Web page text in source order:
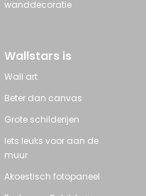
wanddecoratie
Wallstars is
Wall art
Beter dan canvas
Grote schilderijen
Iets leuks voor aan de
muur
Akoestisch fotopaneel